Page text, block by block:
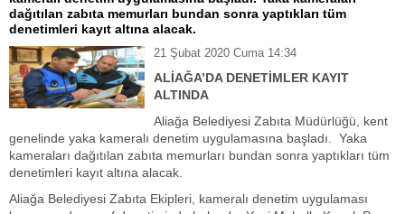
dağıtılan zabıta memurları bundan sonra yaptıkları tüm
denetimleri kayıt altına alacak.
21 Şubat 2020 Cuma 14:34
ALİAĞA’DA DENETİMLER KAYIT
ALTINDA
Aliağa Belediyesi Zabıta Müdürlüğü, kent
genelinde yaka kameralı denetim uygulamasına başladı. Yaka
kameraları dağıtılan zabıta memurları bundan sonra yaptıkları tüm
denetimleri kayıt altına alacak.
Aliağa Belediyesi Zabıta Ekipleri, kameralı denetim uygulaması